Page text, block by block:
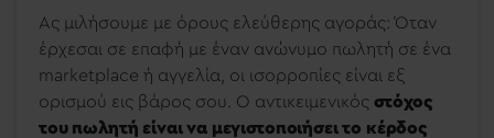
Ας μιλήσουμε με όρους ελεύθερης αγοράς: Όταν
έρχεσαι σε επαφή με έναν ανώνυμο πωλητή σε ένα
marketplace ή αγγελία, οι ισορροπίες είναι εξ
ορισμού εις βάρος σου. Ο αντικειμενικός στόχος
του πωλητή είναι να μεγιστοποιήσει το κέρδος